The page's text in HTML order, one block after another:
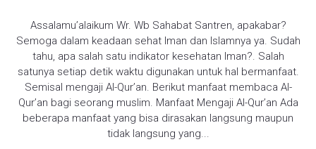
Assalamu’alaikum Wr. Wb Sahabat Santren, apakabar?
Semoga dalam keadaan sehat Iman dan Islamnya ya. Sudah
tahu, apa salah satu indikator kesehatan Iman?. Salah
satunya setiap detik waktu digunakan untuk hal bermanfaat.
Semisal mengaji Al-Qur’an. Berikut manfaat membaca Al-
Qur’an bagi seorang muslim. Manfaat Mengaji Al-Qur’an Ada
beberapa manfaat yang bisa dirasakan langsung maupun
tidak langsung yang...